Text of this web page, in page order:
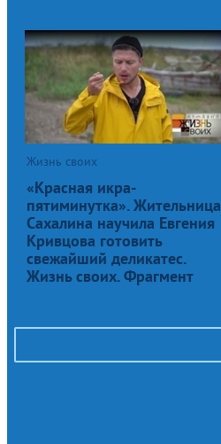
Жизнь своих
«Красная икра-
пятиминутка». Жительница
Сахалина научила Евгения
Кривцова готовить
свежайший деликатес.
Жизнь своих. Фрагмент